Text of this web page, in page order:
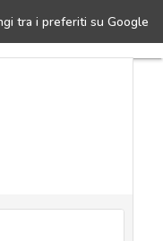
tra i preferiti su Google
e IPZS